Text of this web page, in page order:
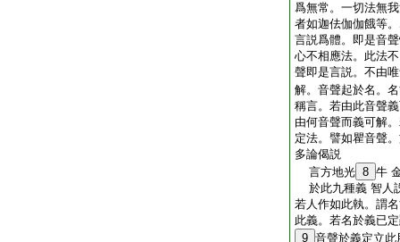
爲無常。一切法無
者如迦佉伽伽餓等
言説爲體。即是音
心不相應法。此法
聲即是言説。不由
解。音聲起於名。
稱言。若由此音聲
由何音聲而義可解
定法。譬如瞿音聲
多論偈説
言方地光 8 牛
於此九種義 智人
若人作如此執。謂
此義。若名於義已
9 音聲於義定立